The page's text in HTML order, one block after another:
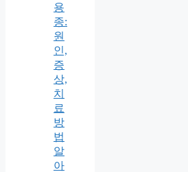
용
종:
원
인,
증
상,
치
료
방
법
알
아